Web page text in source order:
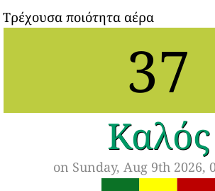
Τρέχουσα ποιότητα αέρα
37
Καλός
on Sunday, Aug 9th 2026,